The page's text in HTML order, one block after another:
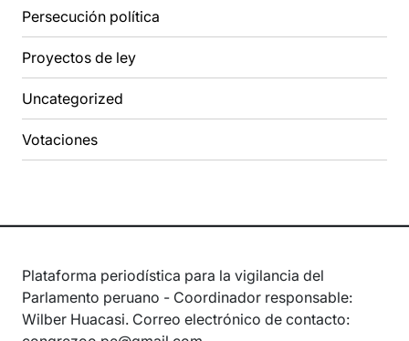
Persecución política
Proyectos de ley
Uncategorized
Votaciones
Plataforma periodística para la vigilancia del
Parlamento peruano - Coordinador responsable:
Wilber Huacasi. Correo electrónico de contacto: